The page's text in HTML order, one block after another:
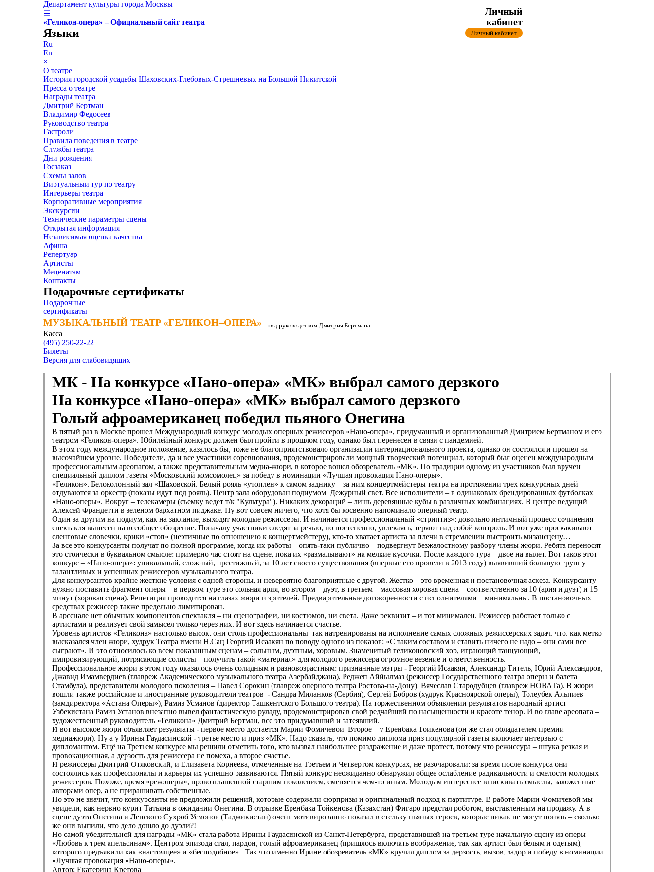
Департамент культуры города Москвы
☰
«Геликон-опера» – Официальный сайт театра
Языки
Ru
En
×
О театре
История городской усадьбы Шаховских-Глебовых-Стрешневых на Большой Никитской
Пресса о театре
Награды театра
Дмитрий Бертман
Владимир Федосеев
Руководство театра
Гастроли
Правила поведения в театре
Службы театра
Дни рождения
Госзаказ
Схемы залов
Виртуальный тур по театру
Интерьеры театра
Корпоративные мероприятия
Экскурсии
Технические параметры сцены
Открытая информация
Независимая оценка качества
Афиша
Репертуар
Артисты
Меценатам
Контакты
Подарочные сертификаты
Подарочные
сертификаты
МУЗЫКАЛЬНЫЙ ТЕАТР «ГЕЛИКОН–ОПЕРА»
МУЗЫКАЛЬНЫЙ ТЕАТР «ГЕЛИКОН–ОПЕРА» под руководством Дмитрия Бертмана
Касса
(495) 250-22-22
Личный
кабинет
Личный кабинет
Билеты
Версия для слабовидящих
МК - На конкурсе «Нано-опера» «МК» выбрал самого дерзкого
На конкурсе «Нано-опера» «МК» выбрал самого дерзкого
Голый афроамериканец победил пьяного Онегина
В пятый раз в Москве прошел Международный конкурс молодых оперных режиссеров «Нано-опера», придуманный и организованный Дмитрием Бертманом и его
театром «Геликон-опера». Юбилейный конкурс должен был пройти в прошлом году, однако был перенесен в связи с пандемией.
В этом году международное положение, казалось бы, тоже не благоприятствовало организации интернационального проекта, однако он состоялся и прошел на
высочайшем уровне. Победители, да и все участники соревнования, продемонстрировали мощный творческий потенциал, который был оценен международным
профессиональным ареопагом, а также представительным медиа-жюри, в которое вошел обозреватель «МК». По традиции одному из участников был вручен
специальный диплом газеты «Московский комсомолец» за победу в номинации «Лучшая провокация Нано-оперы».
«Геликон». Белоколонный зал «Шаховской. Белый рояль «утоплен» к самом заднику – за ним концертмейстеры театра на протяжении трех конкурсных дней
отдуваются за оркестр (показы идут под рояль). Центр зала оборудован подиумом. Дежурный свет. Все исполнители – в одинаковых брендированных футболках
«Нано-оперы». Вокруг – телекамеры (съемку ведет т/к "Культура"). Никаких декораций – лишь деревянные кубы в различных комбинациях. В центре ведущий
Алексей Франдетти в зеленом бархатном пиджаке. Ну вот совсем ничего, что хотя бы косвенно напоминало оперный театр.
Один за другим на подиум, как на заклание, выходят молодые режиссеры. И начинается профессиональный «стриптиз»: довольно интимный процесс сочинения
спектакля вынесен на всеобщее обозрение. Поначалу участники следят за речью, но постепенно, увлекаясь, теряют над собой контроль. И вот уже проскакивают
сленговые словечки, крики «стоп» (неэтичные по отношению к концертмейстеру), кто-то хватает артиста за плечи в стремлении выстроить мизансцену…
За все это конкурсанты получат по полной программе, когда их работы – опять-таки публично – подвергнут безжалостному разбору члены жюри. Ребята переносят
это стоически в буквальном смысле: примерно час стоят на сцене, пока их «размалывают» на мелкие кусочки. После каждого тура – двое на вылет. Вот таков этот
конкурс – «Нано-опера»: уникальный, сложный, престижный, за 10 лет своего существования (впервые его провели в 2013 году) выявивший большую группу
талантливых и успешных режиссеров музыкального театра.
Для конкурсантов крайне жесткие условия с одной стороны, и невероятно благоприятные с другой. Жестко – это временная и постановочная аскеза. Конкурсанту
нужно поставить фрагмент оперы – в первом туре это сольная ария, во втором – дуэт, в третьем – массовая хоровая сцена – соответственно за 10 (ария и дуэт) и 15
минут (хоровая сцена). Репетиция проводится на глазах жюри и зрителей. Предварительные договоренности с исполнителями – минимальны. В постановочных
средствах режиссер также предельно лимитирован.
В арсенале нет обычных компонентов спектакля – ни сценографии, ни костюмов, ни света. Даже реквизит – и тот минимален. Режиссер работает только с
артистами и реализует свой замысел только через них. И вот здесь начинается счастье.
Уровень артистов «Геликона» настолько высок, они столь профессиональны, так натренированы на исполнение самых сложных режиссерских задач, что, как метко
высказался член жюри, худрук Театра имени Н.Сац Георгий Исаакян по поводу одного из показов: «С таким составом и ставить ничего не надо – они сами все
сыграют». И это относилось ко всем показанным сценам – сольным, дуэтным, хоровым. Знаменитый геликоновский хор, играющий танцующий,
импровизирующий, потрясающие солисты – получить такой «материал» для молодого режиссера огромное везение и ответственность.
Профессиональное жюри в этом году оказалось очень солидным и разновозрастным: признанные мэтры - Георгий Исаакян, Александр Титель, Юрий Александров,
Джавид Имамвердиев (главреж Академического музыкального театра Азербайджана), Реджеп Аййылмаз (режиссер Государственного театра оперы и балета
Стамбула), представители молодого поколения – Павел Сорокин (главреж оперного театра Ростова-на-Дону), Вячеслав Стародубцев (главреж НОВАТа). В жюри
вошли также российские и иностранные руководители театров - Сандра Миланков (Сербия), Сергей Бобров (худрук Красноярской оперы), Толеубек Альпиев
(замдиректора «Астана Оперы»), Рамиз Усманов (директор Ташкентского Большого театра). На торжественном объявлении результатов народный артист
Узбекистана Рамиз Установ внезапно вывел фантастическую руладу, продемонстрировав свой редчайший по насыщенности и красоте тенор. И во главе ареопага –
художественный руководитель «Геликона» Дмитрий Бертман, все это придумавший и затеявший.
И вот высокое жюри объявляет результаты - первое место достаётся Марии Фомичевой. Второе – у Еренбака Тойкенова (он же стал обладателем премии
медиажюри). Ну а у Ирины Гаудасинской - третье место и приз «МК». Надо сказать, что помимо диплома приз популярной газеты включает интервью с
дипломантом. Ещё на Третьем конкурсе мы решили отметить того, кто вызвал наибольшее раздражение и даже протест, потому что режиссура – штука резкая и
провокационная, а дерзость для режиссера не помеха, а второе счастье.
И режиссеры Дмитрий Отяковский, и Елизавета Корнеева, отмеченные на Третьем и Четвертом конкурсах, не разочаровали: за время после конкурса они
состоялись как профессионалы и карьеры их успешно развиваются. Пятый конкурс неожиданно обнаружил общее ослабление радикальности и смелости молодых
режиссеров. Похоже, время «режоперы», провозглашенной старшим поколением, сменяется чем-то иным. Молодым интереснее выискивать смыслы, заложенные
авторами опер, а не приращивать собственные.
Но это не значит, что конкурсанты не предложили решений, которые содержали сюрпризы и оригинальный подход к партитуре. В работе Марии Фомичевой мы
увидели, как нервно курит Татьяна в ожидании Онегина. В отрывке Еренбака Тойкенова (Казахстан) Фигаро предстал роботом, выставленным на продажу. А в
сцене дуэта Онегина и Ленского Сухроб Усмонов (Таджикистан) очень мотивированно показал в стельку пьяных героев, которые никак не могут понять – сколько
же они выпили, что дело дошло до дуэли?!
Но самой убедительной для награды «МК» стала работа Ирины Гаудасинской из Санкт-Петербурга, представившей на третьем туре начальную сцену из оперы
«Любовь к трем апельсинам». Центром эпизода стал, пардон, голый афроамериканец (пришлось включать воображение, так как артист был белым и одетым),
которого предъявили как «настоящее» и «бесподобное». Так что именно Ирине обозреватель «МК» вручил диплом за дерзость, вызов, задор и победу в номинации
«Лучшая провокация «Нано-оперы».
Автор: Екатерина Кретова